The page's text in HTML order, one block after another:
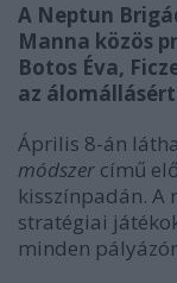
A Neptun
Manna közös
Botos Éva,
az
Április 8-án
módszer című
kisszínpadán. A
stratégiai
minden